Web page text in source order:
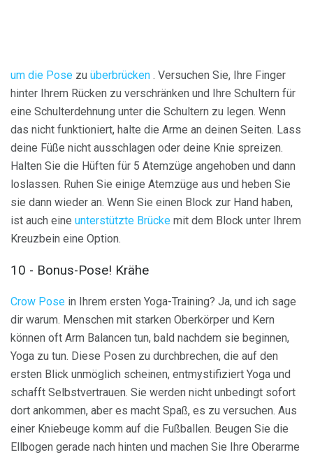
um die Pose zu überbrücken . Versuchen Sie, Ihre Finger
hinter Ihrem Rücken zu verschränken und Ihre Schultern für
eine Schulterdehnung unter die Schultern zu legen. Wenn
das nicht funktioniert, halte die Arme an deinen Seiten. Lass
deine Füße nicht ausschlagen oder deine Knie spreizen.
Halten Sie die Hüften für 5 Atemzüge angehoben und dann
loslassen. Ruhen Sie einige Atemzüge aus und heben Sie
sie dann wieder an. Wenn Sie einen Block zur Hand haben,
ist auch eine unterstützte Brücke mit dem Block unter Ihrem
Kreuzbein eine Option.
10 - Bonus-Pose! Krähe
Crow Pose in Ihrem ersten Yoga-Training? Ja, und ich sage
dir warum. Menschen mit starken Oberkörper und Kern
können oft Arm Balancen tun, bald nachdem sie beginnen,
Yoga zu tun. Diese Posen zu durchbrechen, die auf den
ersten Blick unmöglich scheinen, entmystifiziert Yoga und
schafft Selbstvertrauen. Sie werden nicht unbedingt sofort
dort ankommen, aber es macht Spaß, es zu versuchen. Aus
einer Kniebeuge komm auf die Fußballen. Beugen Sie die
Ellbogen gerade nach hinten und machen Sie Ihre Oberarme